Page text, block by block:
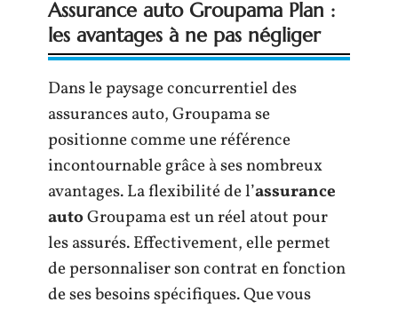
Assurance auto Groupama Plan :
les avantages à ne pas négliger
Dans le paysage concurrentiel des
assurances auto, Groupama se
positionne comme une référence
incontournable grâce à ses nombreux
avantages. La flexibilité de l’assurance
autoGroupama est un réel atout pour
les assurés. Effectivement, elle permet
de personnaliser son contrat en fonction
de ses besoins spécifiques. Que vous